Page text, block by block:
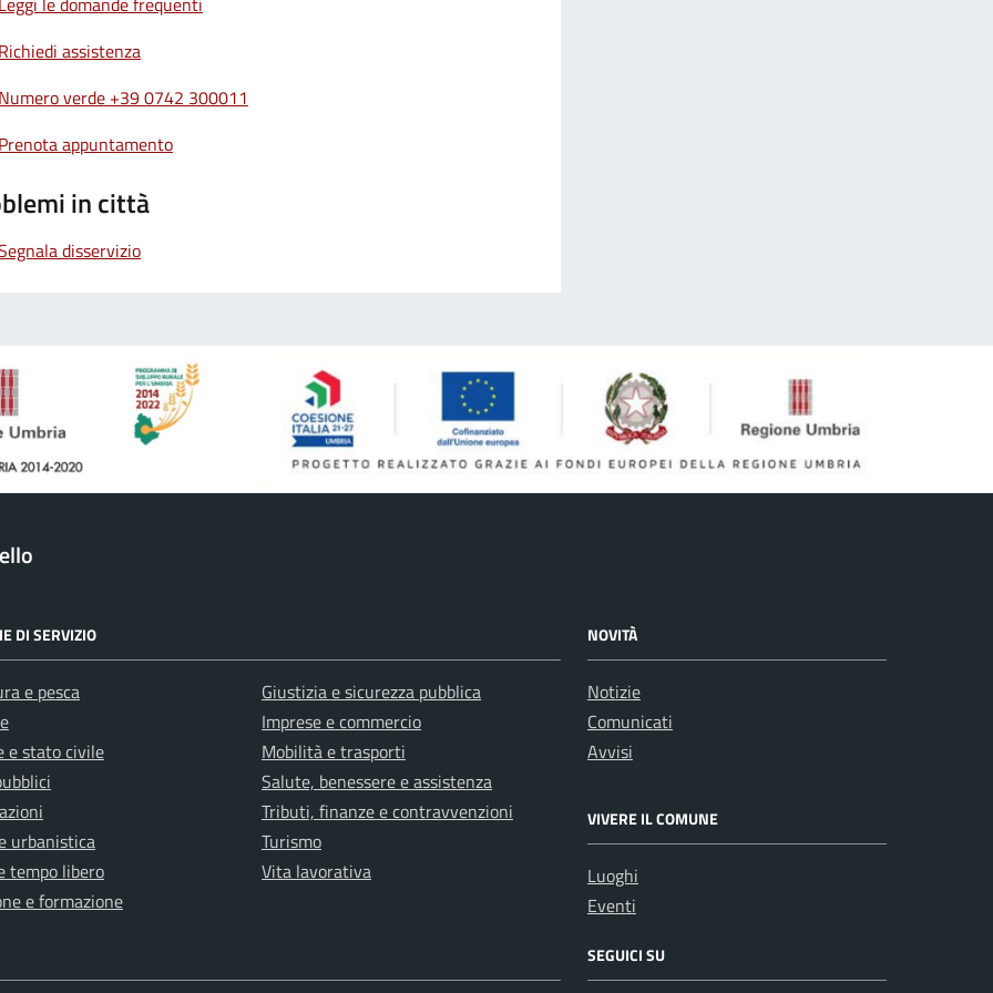
assistenza
verde +39 0742 300011
appuntamento
in città
disservizio
DI SERVIZIO
e pesca
e stato civile
urbanistica
tempo libero
e formazione
Giustizia e sicurezza pubblica
Imprese e commercio
Mobilità e trasporti
Salute, benessere e assistenza
Tributi, finanze e contravvenzioni
Turismo
Vita lavorativa
NOVITÀ
Notizie
Comunicati
Avvisi
VIVERE IL COMUNE
Luoghi
Eventi
SEGUICI SU